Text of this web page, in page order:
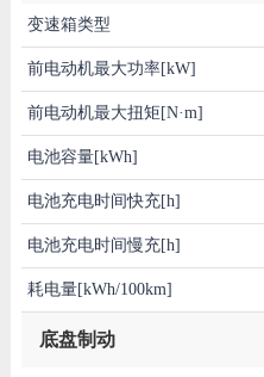
变速箱类型
前电动机最大功率[kW]
前电动机最大扭矩[N·m]
电池容量[kWh]
电池充电时间快充[h]
电池充电时间慢充[h]
耗电量[kWh/100km]
底盘制动